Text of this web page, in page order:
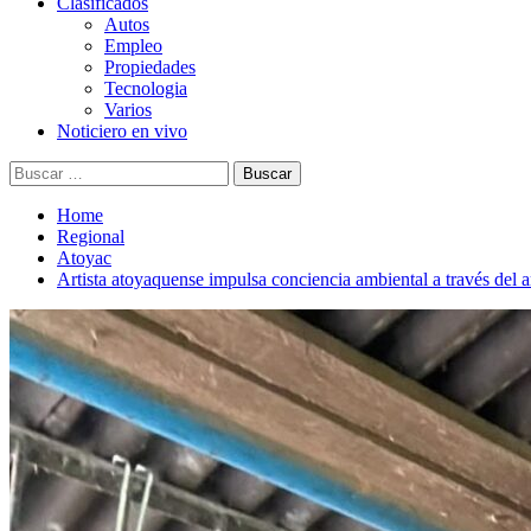
Autos
Empleo
Propiedades
Tecnologia
Varios
Noticiero en vivo
Buscar:
Home
Regional
Atoyac
Artista atoyaquense impulsa conciencia ambiental a través del